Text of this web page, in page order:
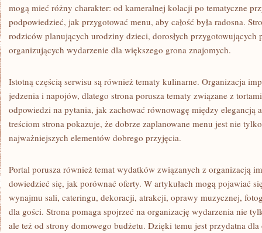
mogą mieć różny charakter: od kameralnej kolacji po tematyczne
podpowiedzieć, jak przygotować menu, aby całość była radosna.
rodziców planujących urodziny dzieci, dorosłych
organizujących wydarzenie dla większego grona znajomych.
Istotną częścią serwisu są również tematy kulinarne. Organizacja
jedzenia i napojów, dlatego strona porusza tematy związane z
odpowiedzi na pytania, jak zachować równowagę między elegancją
treściom strona pokazuje, że dobrze zaplanowane menu jest nie
najważniejszych elementów dobrego przyjęcia.
Portal porusza również temat wydatków związanych z organizacją
dowiedzieć się, jak porównać oferty. W artykułach mogą pojawiać
wynajmu sali, cateringu, dekoracji, atrakcji, oprawy muzycznej,
dla gości. Strona pomaga spojrzeć na organizację wydarzenia nie
ale też od strony domowego budżetu. Dzięki temu jest przydatna